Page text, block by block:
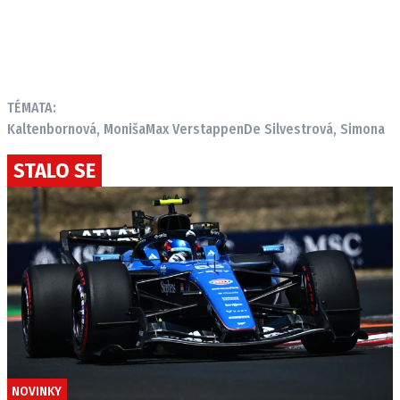
TÉMATA:
Kaltenbornová, MonišaMax VerstappenDe Silvestrová, Simona
STALO SE
NOVINKY